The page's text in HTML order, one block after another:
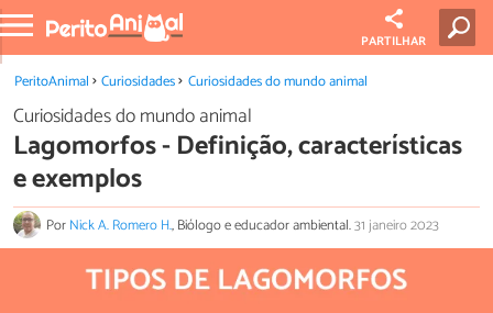
PARTILHAR
PeritoAnimal Curiosidades Curiosidades do mundo animal
Curiosidades do mundo animal
Lagomorfos - Definição, características
e exemplos
PorNick A. Romero H., Biólogo e educador ambiental.31 janeiro 2023